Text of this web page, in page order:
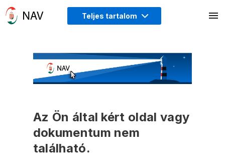
Teljes tartalom
Az Ön által kért oldal vagy
dokumentum nem
található.